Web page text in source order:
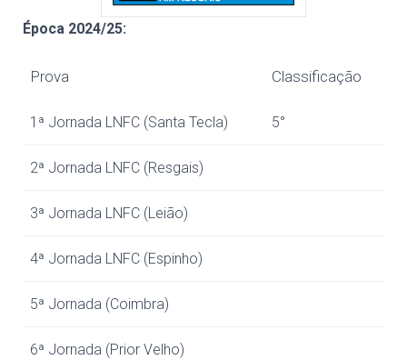
Época 2024/25:
Prova Classificação
1ª Jornada LNFC (Santa Tecla) 5°
2ª Jornada LNFC (Resgais)
3ª Jornada LNFC (Leião)
4ª Jornada LNFC (Espinho)
5ª Jornada (Coimbra)
6ª Jornada (Prior Velho)